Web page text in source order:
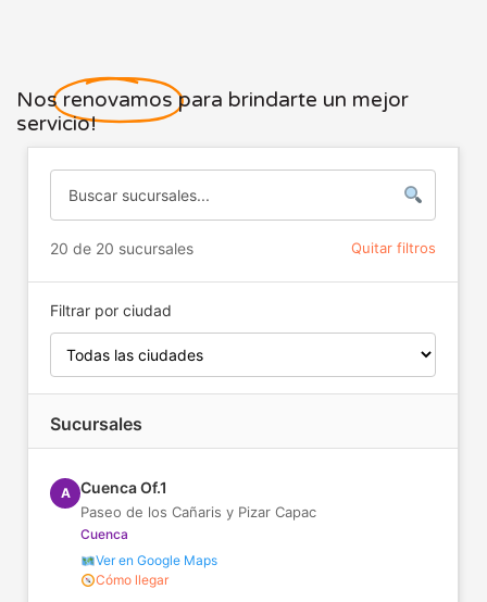
Nosrenovamos para brindarte un mejor
servicio!
20 de 20 sucursales Quitar filtros
Filtrar por ciudad
Sucursales
A Cuenca Of.1
Paseo de los Cañaris y Pizar Capac
Cuenca
Ver en Google Maps
Cómo llegar